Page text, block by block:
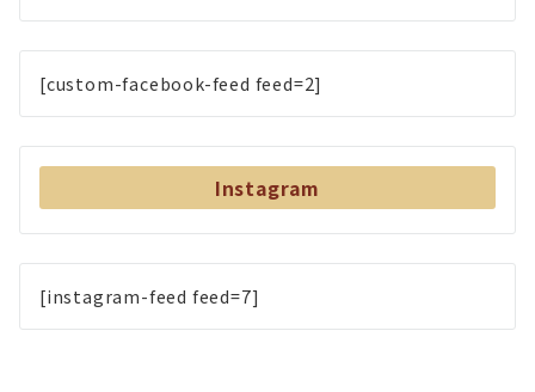
[custom-facebook-feed feed=2]
Instagram
[instagram-feed feed=7]